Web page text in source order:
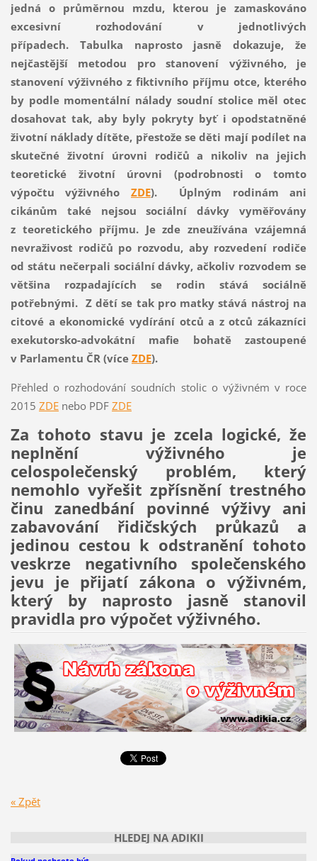
jedná o průměrnou mzdu, kterou je zamaskováno
excesivní rozhodování v jednotlivých
případech.
Tabulka naprosto jasně dokazuje, že
nejčastější metodou pro stanovení výživného, je
stanovení výživného z fiktivního příjmu otce, kterého
by podle momentální nálady soudní stolice měl otec
dosahovat tak, aby byly pokryty byť i opodstatněné
životní náklady dítěte, přestože se děti mají podílet na
skutečné životní úrovni rodičů a nikoliv na jejich
teoretické životní úrovni (podrobnosti o tomto
výpočtu výživného ZDE). Úplným rodinám ani
cikánům také nejsou sociální dávky vyměřovány
z teoretického příjmu. Je zde zneužívána vzájemná
nevraživost rodičů po rozvodu, aby rozvedení rodiče
od státu nečerpali sociální dávky, ačkoliv rozvodem se
většina rozpadajících se rodin stává sociálně
potřebnými. Z dětí se tak pro matky stává nástroj na
citové a ekonomické vydírání otců a z otců zákazníci
exekutorsko-advokátní mafie bohatě zastoupené
v Parlamentu ČR (více ZDE).
Přehled o rozhodování soudních stolic o výživném v roce
2015 ZDEnebo PDF ZDE
Za tohoto stavu je zcela logické, že
neplnění výživného je
celospolečenský problém, který
nemohlo vyřešit zpřísnění trestného
činu zanedbání povinné výživy ani
zabavování řidičských průkazů a
jedinou cestou k odstranění tohoto
veskrze negativního společenského
jevu je přijatí zákona o výživném,
který by naprosto jasně stanovil
pravidla pro výpočet výživného.
« Zpět
HLEDEJ NA ADIKII